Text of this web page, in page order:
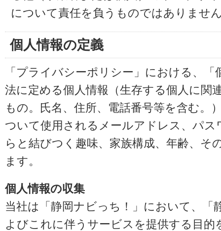
について責任を負うものではありませ
個人情報の定義
「プライバシーポリシー」における、
法に定める個人情報（生存する個人に関
もの。氏名、住所、電話番号等を含む。
ついて使用されるメールアドレス、パ
らと結びつく趣味、家族構成、年齢、そ
ます。
個人情報の収集
当社は「静岡ナビっち！」において、「
よびこれに伴うサービスを提供する目的